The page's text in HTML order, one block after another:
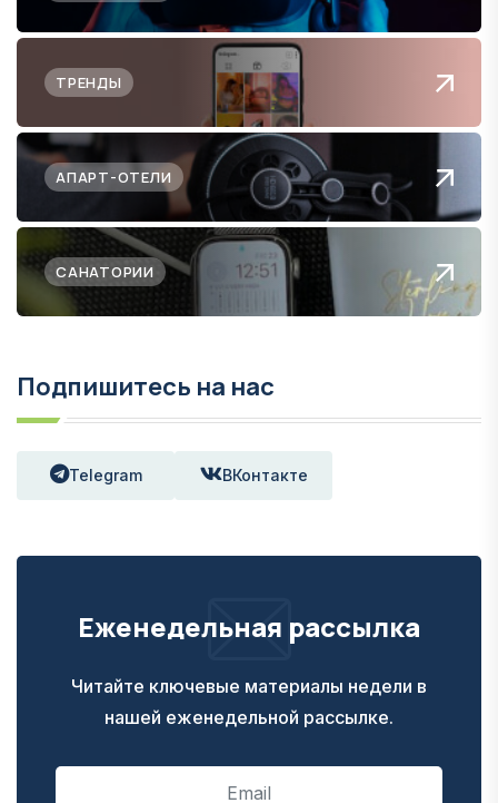
ТРЕНДЫ
АПАРТ-ОТЕЛИ
САНАТОРИИ
Подпишитесь на нас
Telegram ВКонтакте
Еженедельная рассылка
Читайте ключевые материалы недели в
нашей еженедельной рассылке.